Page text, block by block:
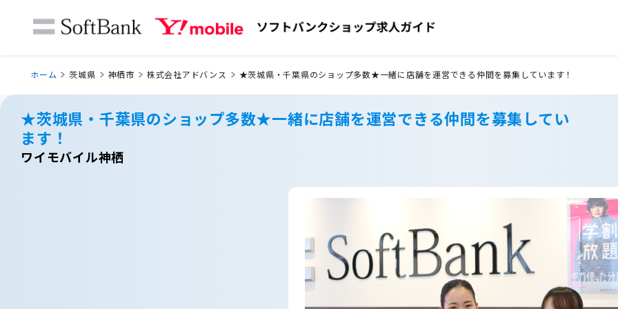
ホーム 茨城県 神栖市 株式会社アドバンス ★茨城県・千葉県のショップ多数★一緒に店舗を運営できる仲間を募集しています！
★茨城県・千葉県のショップ多数★一緒に店舗を運営できる仲間を募集してい
ます！
ワイモバイル神栖